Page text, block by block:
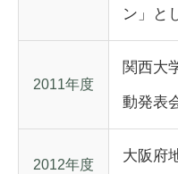
ン」と
2011年度
関西大
動発表
2012年度
大阪府